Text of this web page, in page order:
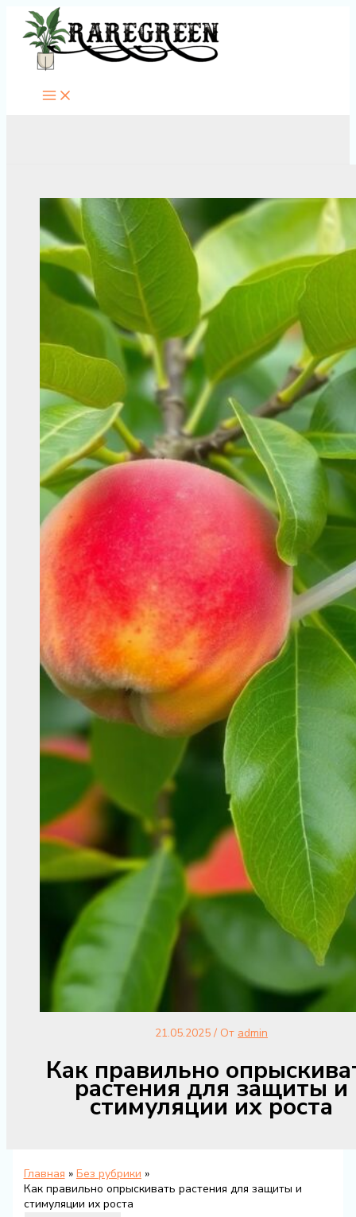
Перейти
содержимому
21.05.2025 / От admin
Как правильно
растения для защиты и
стимуляции их роста
Главная
Без рубрики
Как правильно опрыскивать растения для защиты и
стимуляции их роста